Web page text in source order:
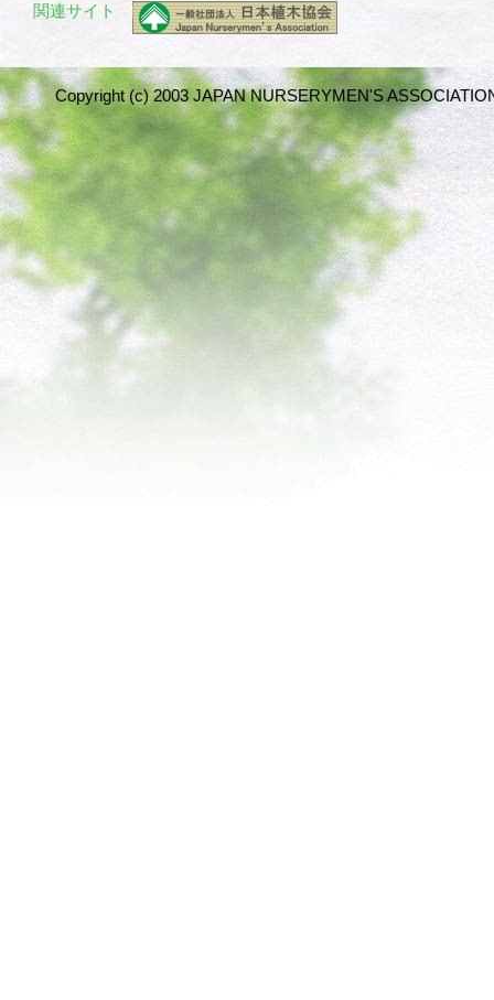
関連サイト
Copyright (c) 2003 JAPAN NURSERYMEN'S